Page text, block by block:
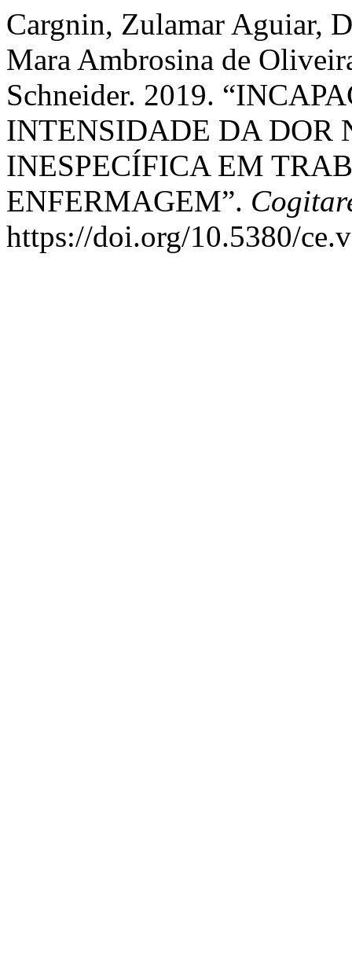
Cargnin, Zulamar Aguiar,
Mara Ambrosina de
Schneider. 2019.
INTENSIDADE DA DOR
INESPECÍFICA EM
ENFERMAGEM”.
https://doi.org/10.5380/